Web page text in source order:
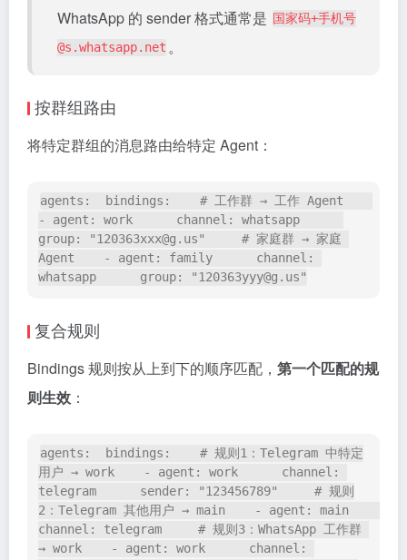
WhatsApp 的 sender 格式通常是 国家码+手机号
@s.whatsapp.net 。
按群组路由
将特定群组的消息路由给特定 Agent：
agents:  bindings:    # 工作群 → 工作 Agent
- agent: work      channel: whatsapp
group: "120363xxx@g.us"     # 家庭群 → 家庭
Agent    - agent: family      channel:
whatsapp      group: "120363yyy@g.us"
复合规则
Bindings 规则按从上到下的顺序匹配， 第一个匹配的规
则生效 ：
agents:  bindings:    # 规则1：Telegram 中特定
用户 → work    - agent: work      channel:
telegram      sender: "123456789"     # 规则
2：Telegram 其他用户 → main    - agent: main
channel: telegram     # 规则3：WhatsApp 工作群
→ work    - agent: work      channel: